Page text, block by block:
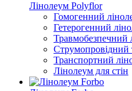
Лінолеум Polyflor
Гомогенний
Гетерогенний
Травмобезпечний
Струмопровідний
Транспортний
Лінолеум для стін